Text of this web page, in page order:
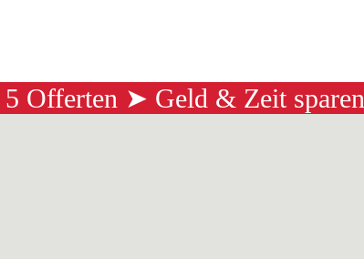
5 Offerten ➤ Geld & Zeit sparen